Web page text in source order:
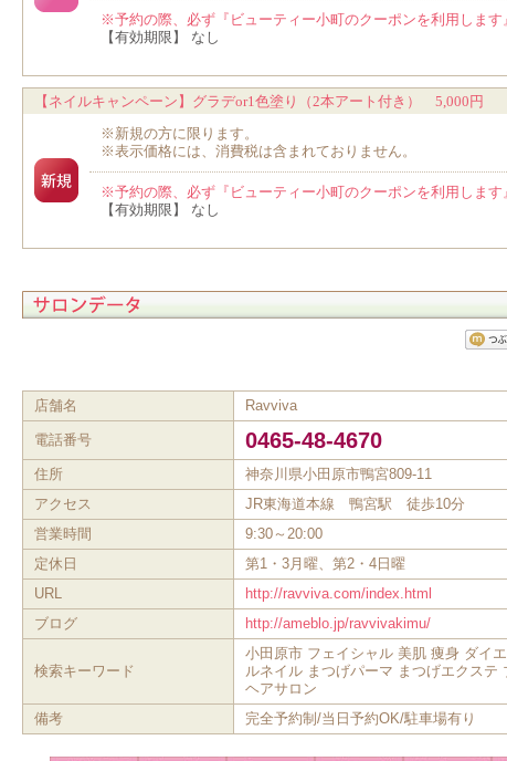
※予約の際、必ず『ビューティー小町のクーポンを利用します
【有効期限】 なし
【ネイルキャンペーン】グラデor1色塗り（2本アート付き） 5,000円
※新規の方に限ります。
※表示価格には、消費税は含まれておりません。
※予約の際、必ず『ビューティー小町のクーポンを利用します
【有効期限】 なし
店舗名 Ravviva
電話番号 0465-48-4670
住所
神奈川県小田原市鴨宮809-11
アクセス
JR東海道本線 鴨宮駅 徒歩10分
営業時間
9:30～20:00
定休日
第1・3月曜、第2・4日曜
URL
http://ravviva.com/index.html
ブログ
http://ameblo.jp/ravvivakimu/
検索キーワード
小田原市 フェイシャル 美肌 痩身 ダイ
ルネイル まつげパーマ まつげエクステ
ヘアサロン
備考
完全予約制/当日予約OK/駐車場有り